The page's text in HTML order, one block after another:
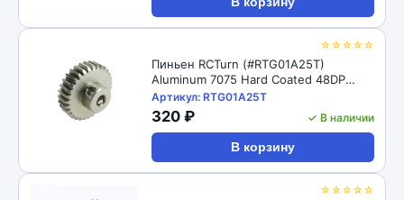
☆☆☆☆☆
Пиньен RCTurn (#RTG01A25T)
Aluminum 7075 Hard Coated 48DP
Motor Pinions Gear - Ti Gold
Артикул: RTG01A25T
320 ₽ ✓ В наличии
В корзину
☆☆☆☆☆